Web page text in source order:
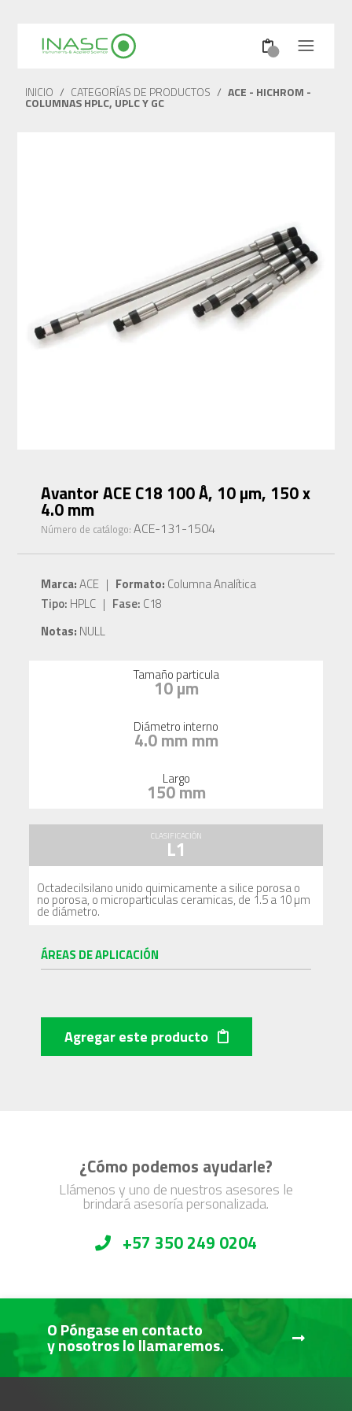
INICIO / CATEGORÍAS DE PRODUCTOS / ACE - HICHROM -
COLUMNAS HPLC, UPLC Y GC
Avantor ACE C18 100 Å, 10 µm, 150 x
4.0 mm
Número de catálogo:ACE-131-1504
Marca:ACE | Formato: Columna Analítica
Tipo: HPLC | Fase: C18
Notas: NULL
Tamaño particula
10 µm
Diámetro interno
4.0 mm mm
Largo
150 mm
CLASIFICACIÓN
L1
Octadecilsilano unido quimicamente a silice porosa o
no porosa, o microparticulas ceramicas, de 1.5 a 10 µm
de diámetro.
ÁREAS DE APLICACIÓN
Agregar este producto
¿Cómo podemos ayudarle?
Llámenos y uno de nuestros asesores le
brindará asesoría personalizada.
+57 350 249 0204
O Póngase en contacto
y nosotros lo llamaremos.